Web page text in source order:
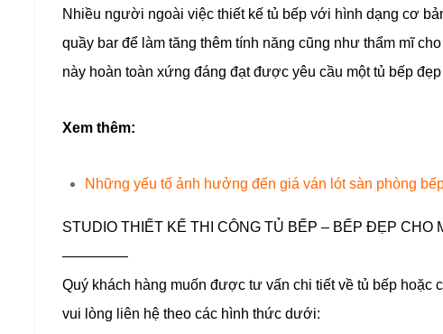
Nhiều người ngoài việc thiết kế tủ bếp với hình dạng cơ
quầy bar để làm tăng thêm tính năng cũng như thẩm mĩ
này hoàn toàn xứng đáng đạt được yêu cầu một tủ bếp
Xem thêm:
Những yếu tố ảnh hưởng đến giá ván lót sàn phòng
STUDIO THIẾT KẾ THI CÔNG TỦ BẾP – BẾP ĐẸP CHO
————–
Quý khách hàng muốn được tư vấn chi tiết về tủ bếp hoặc
vui lòng liên hệ theo các hình thức dưới: